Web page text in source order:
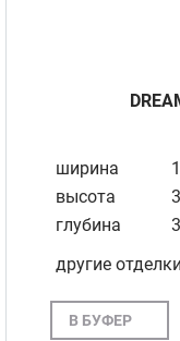
ширина
высота
глубина
другие
В БУФЕР